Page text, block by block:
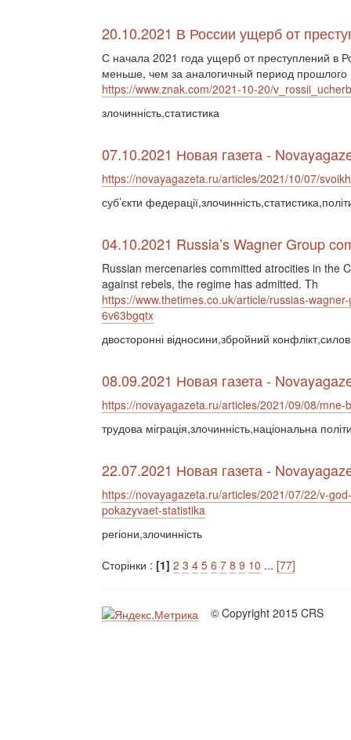
20.10.2021 В России ущерб от
С начала 2021 года ущерб от преступлений в
меньше, чем за аналогичный период прошлого
https://www.znak.com/2021-10-20/
злочинність,статистика
07.10.2021 Новая газета -
https://novayagazeta.ru/articles/2021/10/07/
суб’єкти
04.10.2021 Russia’s Wagner Group
Russian mercenaries committed atrocities in the
against rebels, the regime has admitted. Th
https://www.thetimes.co.uk/article/russias-
6v63bgqtx
двосторонні відносини,збройний
08.09.2021 Новая газета -
https://novayagazeta.ru/articles/2021/09/08/mne-
трудова міграція,злочинність,національна
22.07.2021 Новая газета -
https://novayagazeta.ru/articles/2021/07/22/v-
pokazyvaet-statistika
регіони,злочинність
Сторінки : [1] 2 3 4 5 6 7 8 9 10 ... [77]
© Copyright 2015 CRS